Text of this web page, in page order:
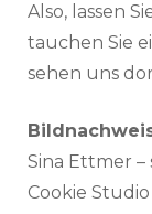
Also, lassen
tauchen Sie
sehen uns
Sina Ettmer –
Cookie